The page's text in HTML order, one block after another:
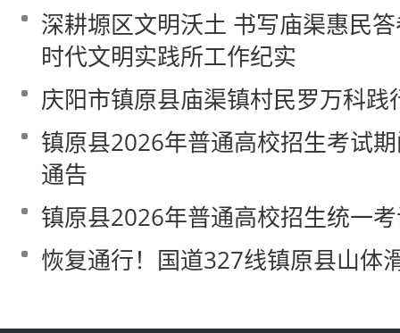
深耕塬区文明沃土 书写庙渠惠民
时代文明实践所工作纪实
庆阳市镇原县庙渠镇村民罗万科践
镇原县2026年普通高校招生考试
通告
镇原县2026年普通高校招生统一
恢复通行！国道327线镇原县山体